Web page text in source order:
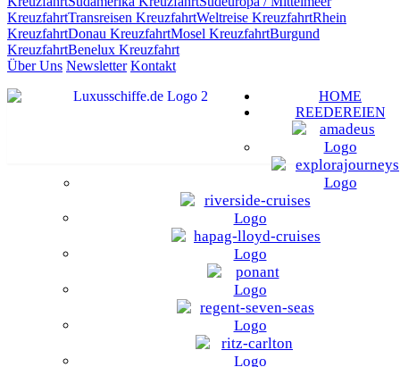
KreuzfahrtTransreisen KreuzfahrtWeltreise KreuzfahrtRhein
KreuzfahrtDonau KreuzfahrtMosel KreuzfahrtBurgund
KreuzfahrtBenelux Kreuzfahrt
Über Uns Newsletter Kontakt
HOME
REEDEREIEN